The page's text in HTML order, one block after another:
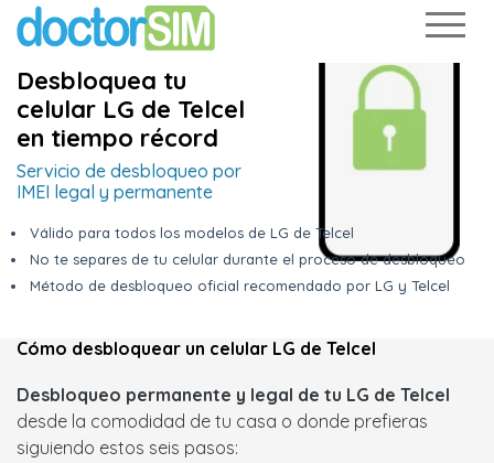
Desbloquea tu
celular LG de Telcel
en tiempo récord
Servicio de desbloqueo por
IMEI legal y permanente
Válido para todos los modelos de LG de Telcel
No te separes de tu celular durante el proceso de desbloqueo
Método de desbloqueo oficial recomendado por LG y Telcel
Cómo desbloquear un celular LG de Telcel
Desbloqueo permanente y legal de tu LG de Telcel
desde la comodidad de tu casa o donde prefieras
siguiendo estos seis pasos: